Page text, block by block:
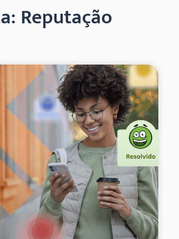
Reputação